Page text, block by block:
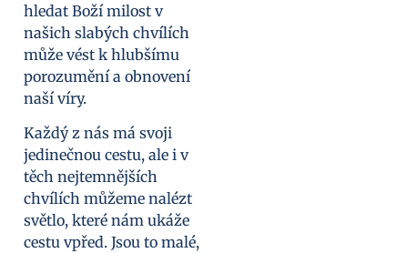
hledat Boží milost v
našich slabých chvílích
může vést k hlubšímu
porozumění a obnovení
naší víry.
Každý z nás má svoji
jedinečnou cestu, ale i v
těch nejtemnějších
chvílích můžeme nalézt
světlo, které nám ukáže
cestu vpřed. Jsou to malé,